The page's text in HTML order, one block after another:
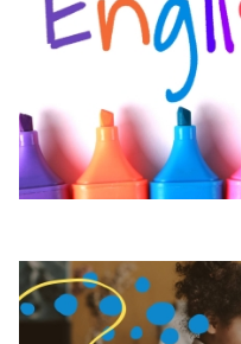
Irudia